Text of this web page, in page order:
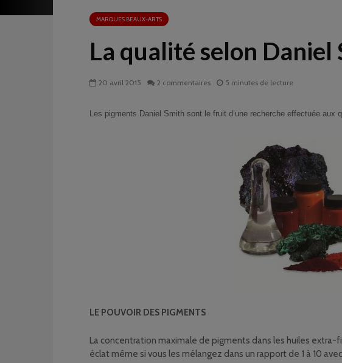
MARQUES BEAUX-ARTS
La qualité selon Daniel
20 avril 2015 2 commentaires 5 minutes de lecture
Les pigments Daniel Smith sont le fruit d’une recherche effectuée aux
LE POUVOIR DES PIGMENTS
La concentration maximale de pigments dans les huiles
éclat même si vous les mélangez dans un rapport de 1 à 10